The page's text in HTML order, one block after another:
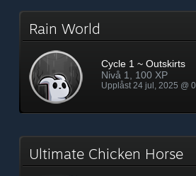
Rain World
Cycle 1 ~ Outskirts
Nivå 1, 100 XP
Upplåst 24 jul, 2025 @
Ultimate Chicken Horse